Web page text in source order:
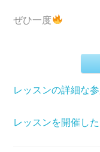
ぜひ一度
レッスンの詳細な
レッスンを開催し